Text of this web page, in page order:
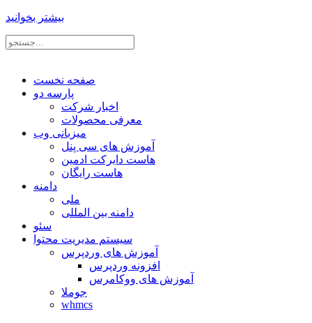
بیشتر بخوانید
صفحه نخست
پارسه دو
اخبار شرکت
معرفی محصولات
میزبانی وب
آموزش های سی پنل
هاست دایرکت ادمین
هاست رایگان
دامنه
ملی
دامنه بین المللی
سئو
سیستم مدیریت محتوا
آموزش های وردپرس
افزونه وردپرس
آموزش های ووکامرس
جوملا
whmcs